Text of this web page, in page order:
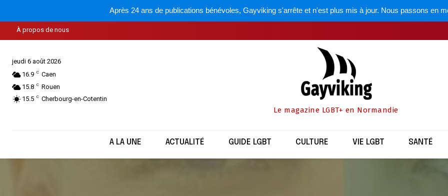
Après 24 ans de publications bénévoles, Gayviking s'arrête et n'est plus mis à jour. Nous passons en
À propos de nous
jeudi 6 août 2026
16.9 C Caen
15.8 C Rouen
15.5 C Cherbourg-en-Cotentin
Le magazine LGBT+ en Normandie
A LA UNE ACTUALITÉ GUIDE LGBT CULTURE VIE LGBT SANTÉ